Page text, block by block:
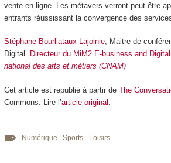
vente en ligne. Les métavers verront peut-être
entrants réussissant la convergence des
Stéphane Bourliataux-Lajoinie, Maitre de
Digital. Directeur du MiM2 E-business and
national des arts et métiers (CNAM)
Cet article est republié à partir de The
Commons. Lire l’article original
| Numérique | Sports - Loisirs